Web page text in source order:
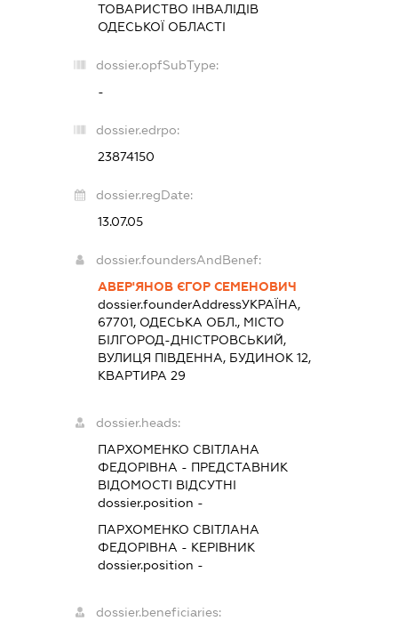
ТОВАРИСТВО ІНВАЛІДІВ
ОДЕСЬКОЇ ОБЛАСТІ
dossier.opfSubType:
-
dossier.edrpo:
23874150
dossier.regDate:
13.07.05
dossier.foundersAndBenef:
АВЕР'ЯНОВ ЄГОР СЕМЕНОВИЧ
dossier.founderAddressУКРАЇНА,
67701, ОДЕСЬКА ОБЛ., МІСТО
БІЛГОРОД-ДНІСТРОВСЬКИЙ,
ВУЛИЦЯ ПІВДЕННА, БУДИНОК 12,
КВАРТИРА 29
dossier.heads:
ПАРХОМЕНКО СВІТЛАНА
ФЕДОРІВНА - ПРЕДСТАВНИК
ВІДОМОСТІ ВІДСУТНІ
dossier.position -
ПАРХОМЕНКО СВІТЛАНА
ФЕДОРІВНА - КЕРІВНИК
dossier.position -
dossier.beneficiaries: